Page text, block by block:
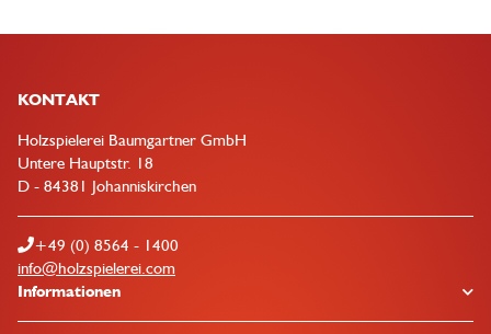
KONTAKT
Holzspielerei Baumgartner GmbH
Untere Hauptstr. 18
D - 84381 Johanniskirchen
+49 (0) 8564 - 1400
info@holzspielerei.com
Informationen